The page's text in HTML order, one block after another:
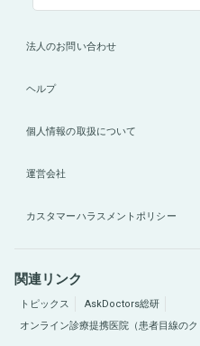
法人のお問い合わせ
ヘルプ
個人情報の取扱について
運営会社
カスタマーハラスメントポリシー
関連リンク
トピックス
AskDoctors総研
オンライン診療提携医院（患者目線のク